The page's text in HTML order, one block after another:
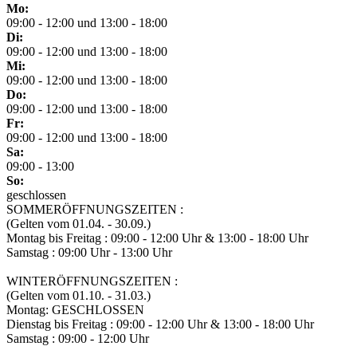
Mo:
09:00 - 12:00 und 13:00 - 18:00
Di:
09:00 - 12:00 und 13:00 - 18:00
Mi:
09:00 - 12:00 und 13:00 - 18:00
Do:
09:00 - 12:00 und 13:00 - 18:00
Fr:
09:00 - 12:00 und 13:00 - 18:00
Sa:
09:00 - 13:00
So:
geschlossen
SOMMERÖFFNUNGSZEITEN :
(Gelten vom 01.04. - 30.09.)
Montag bis Freitag : 09:00 - 12:00 Uhr & 13:00 - 18:00 Uhr
Samstag : 09:00 Uhr - 13:00 Uhr
WINTERÖFFNUNGSZEITEN :
(Gelten vom 01.10. - 31.03.)
Montag: GESCHLOSSEN
Dienstag bis Freitag : 09:00 - 12:00 Uhr & 13:00 - 18:00 Uhr
Samstag : 09:00 - 12:00 Uhr